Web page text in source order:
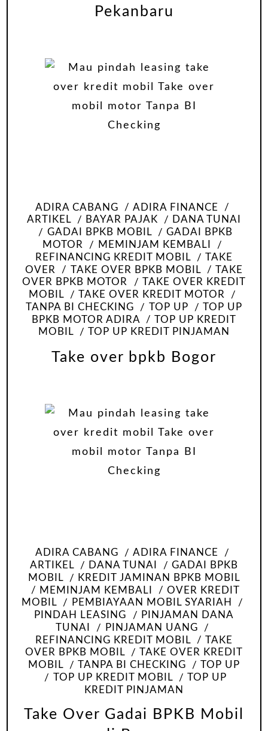
Pekanbaru
ADIRA CABANG
ADIRA FINANCE
ARTIKEL
BAYAR PAJAK
DANA TUNAI
GADAI BPKB MOBIL
GADAI BPKB
MOTOR
MEMINJAM KEMBALI
REFINANCING KREDIT MOBIL
TAKE
OVER
TAKE OVER BPKB MOBIL
TAKE
OVER BPKB MOTOR
TAKE OVER KREDIT
MOBIL
TAKE OVER KREDIT MOTOR
TANPA BI CHECKING
TOP UP
TOP UP
BPKB MOTOR ADIRA
TOP UP KREDIT
MOBIL
TOP UP KREDIT PINJAMAN
Take over bpkb Bogor
ADIRA CABANG
ADIRA FINANCE
ARTIKEL
DANA TUNAI
GADAI BPKB
MOBIL
KREDIT JAMINAN BPKB MOBIL
MEMINJAM KEMBALI
OVER KREDIT
MOBIL
PEMBIAYAAN MOBIL SYARIAH
PINDAH LEASING
PINJAMAN DANA
TUNAI
PINJAMAN UANG
REFINANCING KREDIT MOBIL
TAKE
OVER BPKB MOBIL
TAKE OVER KREDIT
MOBIL
TANPA BI CHECKING
TOP UP
TOP UP KREDIT MOBIL
TOP UP
KREDIT PINJAMAN
Take Over Gadai BPKB Mobil